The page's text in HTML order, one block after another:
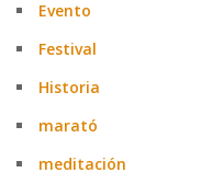
Evento
Festival
Historia
marató
meditación